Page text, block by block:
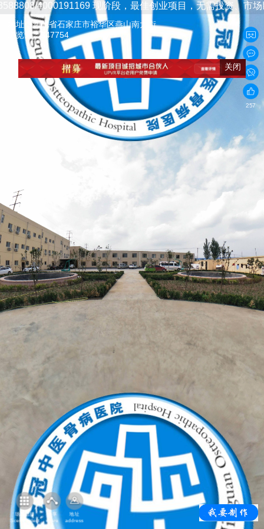
4000191169 现阶段，最佳创业项目，无需投资、市场巨
地址：河北省石家庄市裕华区燕山南大街
浏览量：247754
257
场景选择
Scene select
分享
share
地址
address
关闭